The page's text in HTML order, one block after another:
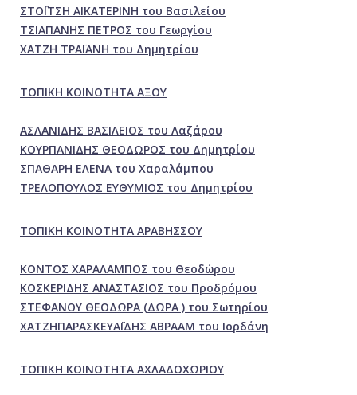
ΣΤΟΪΤΣΗ ΑΙΚΑΤΕΡΙΝΗ του Βασιλείου
ΤΣΙΑΠΑΝΗΣ ΠΕΤΡΟΣ του Γεωργίου
ΧΑΤΖΗ ΤΡΑΪΑΝΗ του Δημητρίου
ΤΟΠΙΚΗ ΚΟΙΝΟΤΗΤΑ ΑΞΟΥ
ΑΣΛΑΝΙΔΗΣ ΒΑΣΙΛΕΙΟΣ του Λαζάρου
ΚΟΥΡΠΑΝΙΔΗΣ ΘΕΟΔΩΡΟΣ του Δημητρίου
ΣΠΑΘΑΡΗ ΕΛΕΝΑ του Χαραλάμπου
ΤΡΕΛΟΠΟΥΛΟΣ ΕΥΘΥΜΙΟΣ του Δημητρίου
ΤΟΠΙΚΗ ΚΟΙΝΟΤΗΤΑ ΑΡΑΒΗΣΣΟΥ
ΚΟΝΤΟΣ ΧΑΡΑΛΑΜΠΟΣ του Θεοδώρου
ΚΟΣΚΕΡΙΔΗΣ ΑΝΑΣΤΑΣΙΟΣ του Προδρόμου
ΣΤΕΦΑΝΟΥ ΘΕΟΔΩΡΑ (ΔΩΡΑ ) του Σωτηρίου
ΧΑΤΖΗΠΑΡΑΣΚΕΥΑΪΔΗΣ ΑΒΡΑΑΜ του Ιορδάνη
ΤΟΠΙΚΗ ΚΟΙΝΟΤΗΤΑ ΑΧΛΑΔΟΧΩΡΙΟΥ